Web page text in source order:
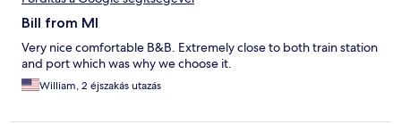
Bill from MI
Very nice comfortable B&B. Extremely close to both train station
and port which was why we choose it.
William, 2 éjszakás utazás